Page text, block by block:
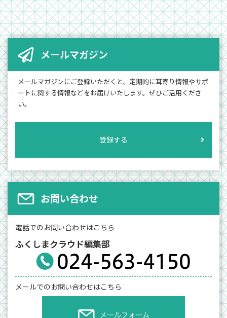
メールマガジン
メールマガジンにご登録いただくと、定期的に耳寄り情報やサポ
ートに関する情報などをお届けいたします。ぜひご活用くださ
い。
登録する
お問い合わせ
電話でのお問い合わせはこちら
ふくしまクラウド編集部
メールでのお問い合わせはこちら